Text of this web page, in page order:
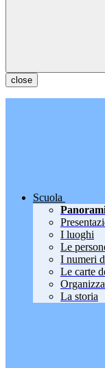
close
Scuola
I luoghi
Le
I numeri
Le carte
La storia